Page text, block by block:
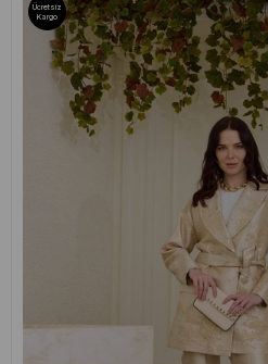
Ücretsiz
Kargo